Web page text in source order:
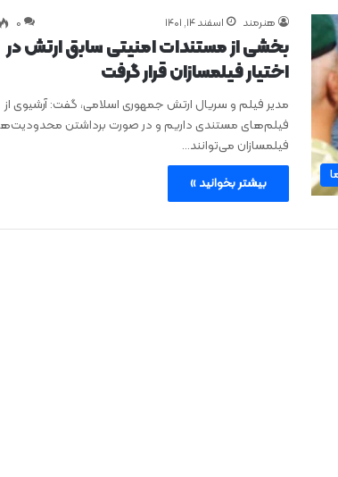
هنرمند اسفند ۱۴, ۱۴۰۱ 0
بخشی از مستندات امنیتی سابق ارتش در
اختیار فیلمسازان قرار گرفت
مدیر فیلم و سریال ارتش جمهوری اسلامی، گفت: آرشیوی از
فیلم‌های مستندی داریم و در صورت برداشتن
فیلمسازان می‌توانند…
بیشتر بخوانید »